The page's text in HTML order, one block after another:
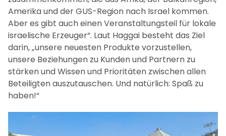
Amerika und der GUS-Region nach Israel kommen.
Aber es gibt auch einen Veranstaltungsteil für lokale
israelische Erzeuger“. Laut Haggai besteht das Ziel
darin, „unsere neuesten Produkte vorzustellen,
unsere Beziehungen zu Kunden und Partnern zu
stärken und Wissen und Prioritäten zwischen allen
Beteiligten auszutauschen. Und natürlich: Spaß zu
haben!“